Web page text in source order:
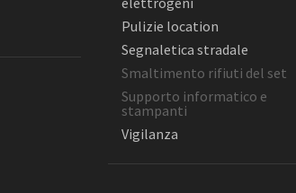
Pulizie location
Segnaletica stradale
Smaltimento rifiuti del set
Supporto informatico e
stampanti
Vigilanza